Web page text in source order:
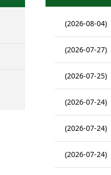
(2026-08-04)
(2026-07-27)
(2026-07-25)
(2026-07-24)
(2026-07-24)
(2026-07-24)